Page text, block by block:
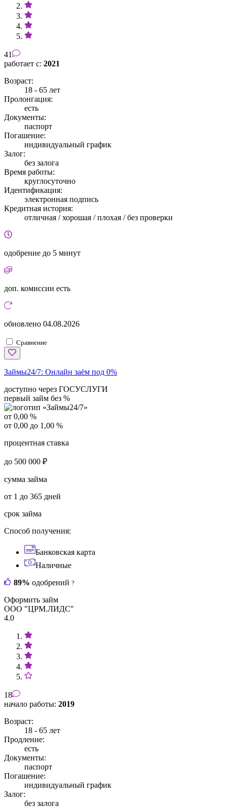
41
работает с: 2021
Возраст:
18 - 65 лет
Пролонгация:
есть
Документы:
паспорт
Погашение:
индивидуальный график
Залог:
без залога
Время работы:
круглосуточно
Идентификация:
электронная подпись
Кредитная история:
отличная / хорошая / плохая / без проверки
одобрение до 5 минут
доп. комиссии есть
обновлено 04.08.2026
Сравнение
Займы24/7: Онлайн заём под 0%
доступно через ГОСУСЛУГИ
первый займ без %
от 0,00 %
от 0,00 до 1,00 %
процентная ставка
до 500 000 ₽
сумма займа
от 1 до 365 дней
срок займа
Способ получения:
Банковская карта
Наличные
89% одобрений ?
Оформить займ
ООО "ЦРМ.ЛИДС"
4.0
18
начало работы: 2019
Возраст:
18 - 65 лет
Продление:
есть
Документы:
паспорт
Погашение:
индивидуальный график
Залог:
без залога